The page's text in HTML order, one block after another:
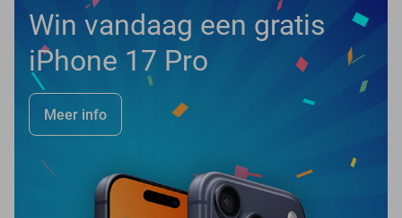
Win vandaag een gratis
iPhone 17 Pro
Meer info